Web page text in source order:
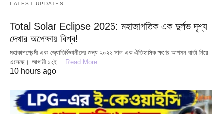
LATEST UPDATES
Total Solar Eclipse 2026: মহাজাগতিক এক দুর্লভ দৃশ্য
দেখার অপেক্ষায় বিশ্ব!
মহাকাশপ্রেমী এবং জ্যোতির্বিজ্ঞানীদের জন্য ২০২৬ সাল এক ঐতিহাসিক ক্ষণের আগমন বার্তা নিয়ে
এসেছে। আগামী ১২ই… Read More
10 hours ago